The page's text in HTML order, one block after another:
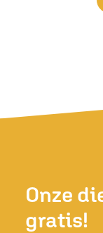
Onze
gratis!